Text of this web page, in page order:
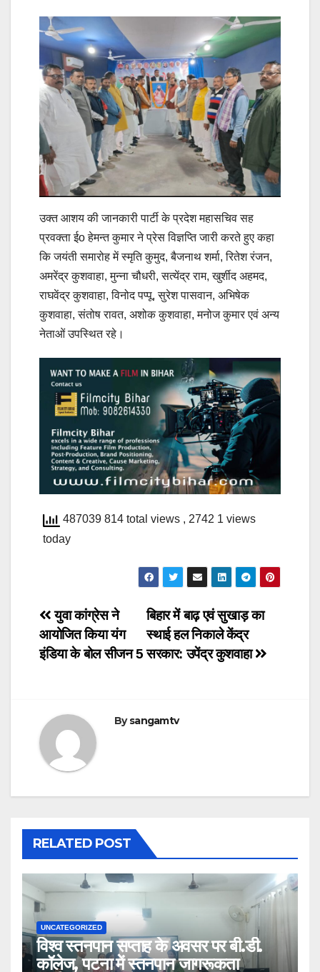
उक्त आशय की जानकारी पार्टी के प्रदेश महासचिव सह
प्रवक्ता ईo हेमन्त कुमार ने प्रेस विज्ञप्ति जारी करते हुए कहा
कि जयंती समारोह में स्मृति कुमुद, बैजनाथ शर्मा, रितेश रंजन,
अमरेंद्र कुशवाहा, मुन्ना चौधरी, सत्येंद्र राम, खुर्शीद अहमद,
राघवेंद्र कुशवाहा, विनोद पप्पू, सुरेश पासवान, अभिषेक
कुशवाहा, संतोष रावत, अशोक कुशवाहा, मनोज कुमार एवं अन्य
नेताओं उपस्थित रहे।
487039 814 total views , 2742 1 views
today
Post
navigation
बिहार में बाढ़ एवं सुखाड़ का
स्थाई हल निकाले केंद्र
सरकार: उपेंद्र कुशवाहा
युवा कांग्रेस ने
आयोजित किया यंग
इंडिया के बोल सीजन 5
Bysangamtv
RELATED POST
UNCATEGORIZED
विश्व स्तनपान सप्ताह के अवसर पर बी.डी.
कॉलेज, पटना में स्तनपान जागरूकता